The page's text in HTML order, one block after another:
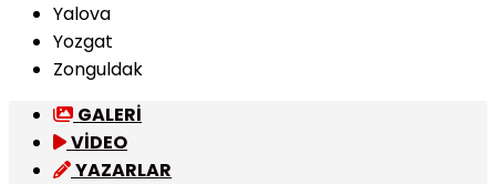
Yalova
Yozgat
Zonguldak
GALERİ
VİDEO
YAZARLAR